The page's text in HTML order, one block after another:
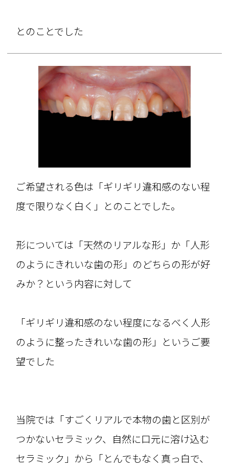
とのことでした
ご希望される色は「ギリギリ違和感のない程
度で限りなく白く」とのことでした。
形については「天然のリアルな形」か「人形
のようにきれいな歯の形」のどちらの形が好
みか？という内容に対して
「ギリギリ違和感のない程度になるべく人形
のように整ったきれいな歯の形」というご要
望でした
当院では「すごくリアルで本物の歯と区別が
つかないセラミック、自然に口元に溶け込む
セラミック」から「とんでもなく真っ白で、